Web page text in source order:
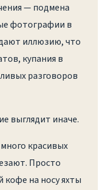
— подмена
фотографии в
иллюзию, что
купания в
разговоров
выглядит иначе.
красивых
Просто
на носу яхты